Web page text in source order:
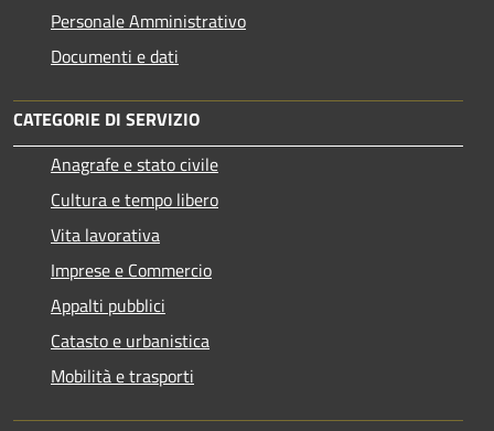
Personale Amministrativo
Documenti e dati
CATEGORIE DI SERVIZIO
Anagrafe e stato civile
Cultura e tempo libero
Vita lavorativa
Imprese e Commercio
Appalti pubblici
Catasto e urbanistica
Mobilità e trasporti